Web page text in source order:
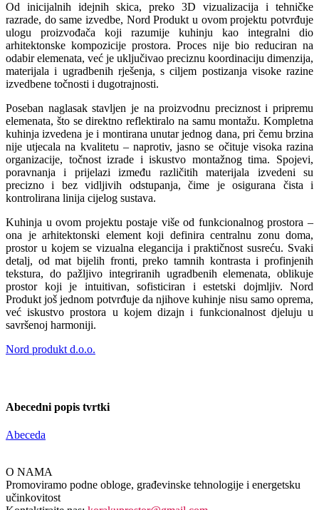
Od inicijalnih idejnih skica, preko 3D vizualizacija i tehničke
razrade, do same izvedbe, Nord Produkt u ovom projektu potvrđuje
ulogu proizvođača koji razumije kuhinju kao integralni dio
arhitektonske kompozicije prostora. Proces nije bio reduciran na
odabir elemenata, već je uključivao preciznu koordinaciju dimenzija,
materijala i ugradbenih rješenja, s ciljem postizanja visoke razine
izvedbene točnosti i dugotrajnosti.
Poseban naglasak stavljen je na proizvodnu preciznost i pripremu
elemenata, što se direktno reflektiralo na samu montažu. Kompletna
kuhinja izvedena je i montirana unutar jednog dana, pri čemu brzina
nije utjecala na kvalitetu – naprotiv, jasno se očituje visoka razina
organizacije, točnost izrade i iskustvo montažnog tima. Spojevi,
poravnanja i prijelazi između različitih materijala izvedeni su
precizno i bez vidljivih odstupanja, čime je osigurana čista i
kontrolirana linija cijelog sustava.
Kuhinja u ovom projektu postaje više od funkcionalnog prostora –
ona je arhitektonski element koji definira centralnu zonu doma,
prostor u kojem se vizualna elegancija i praktičnost susreću. Svaki
detalj, od mat bijelih fronti, preko tamnih kontrasta i profinjenih
tekstura, do pažljivo integriranih ugradbenih elemenata, oblikuje
prostor koji je intuitivan, sofisticiran i estetski dojmljiv. Nord
Produkt još jednom potvrđuje da njihove kuhinje nisu samo oprema,
već iskustvo prostora u kojem dizajn i funkcionalnost djeluju u
savršenoj harmoniji.
Nord produkt d.o.o.
Abecedni popis tvrtki
Abeceda
O NAMA
Promoviramo podne obloge, građevinske tehnologije i energetsku
učinkovitost